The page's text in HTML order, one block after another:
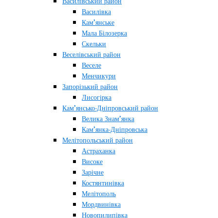
Василівка
Кам’янське
Мала Білозерка
Скельки
Веселівський район
Веселе
Менчикури
Запорізький район
Лисогірка
Кам’янсько-Дніпровський район
Велика Знам’янка
Кам’янка-Дніпровська
Мелітопольський район
Астраханка
Високе
Зарічне
Костянтинівка
Мелітополь
Мордвинівка
Новопилипівка